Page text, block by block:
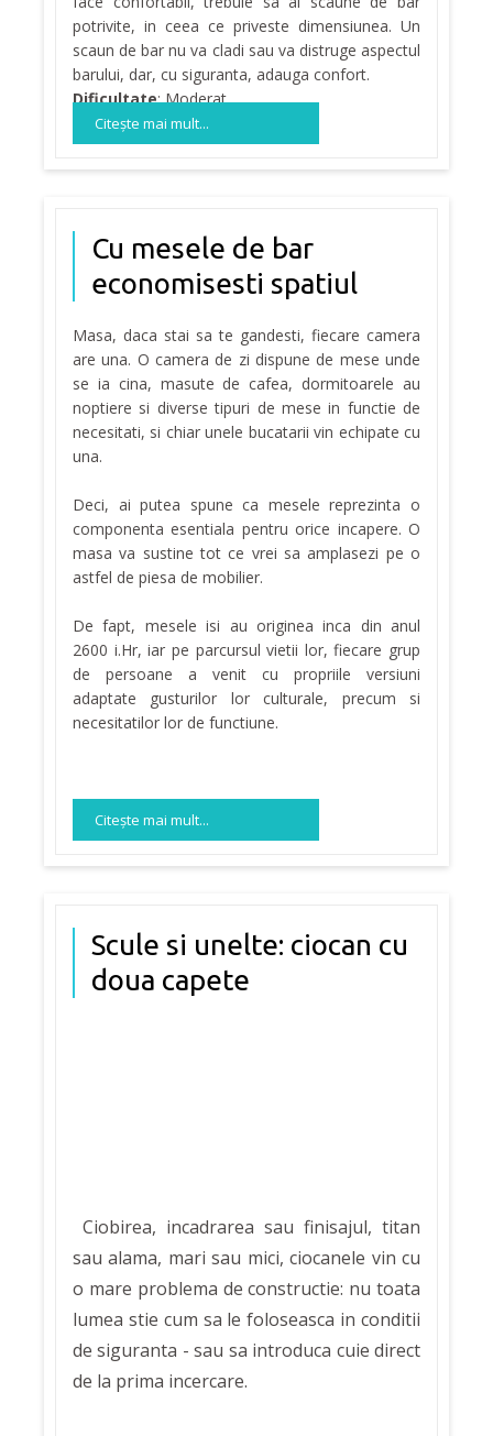
potrivite, in ceea ce priveste dimensiunea. Un
scaun de bar nu va cladi sau va distruge aspectul
barului, dar, cu siguranta, adauga confort.
Dificultate: Moderat
Citeşte mai mult...
Cu mesele de bar
economisesti spatiul
Masa, daca stai sa te gandesti, fiecare camera
are una. O camera de zi dispune de mese unde
se ia cina, masute de cafea, dormitoarele au
noptiere si diverse tipuri de mese in functie de
necesitati, si chiar unele bucatarii vin echipate cu
una.
Deci, ai putea spune ca mesele reprezinta o
componenta esentiala pentru orice incapere. O
masa va sustine tot ce vrei sa amplasezi pe o
astfel de piesa de mobilier.
De fapt, mesele isi au originea inca din anul
2600 i.Hr, iar pe parcursul vietii lor, fiecare grup
de persoane a venit cu propriile versiuni
adaptate gusturilor lor culturale, precum si
necesitatilor lor de functiune.
Citeşte mai mult...
Scule si unelte: ciocan cu
doua capete
Ciobirea, incadrarea sau finisajul, titan
sau alama, mari sau mici, ciocanele vin cu
o mare problema de constructie: nu toata
lumea stie cum sa le foloseasca in conditii
de siguranta - sau sa introduca cuie direct
de la prima incercare.